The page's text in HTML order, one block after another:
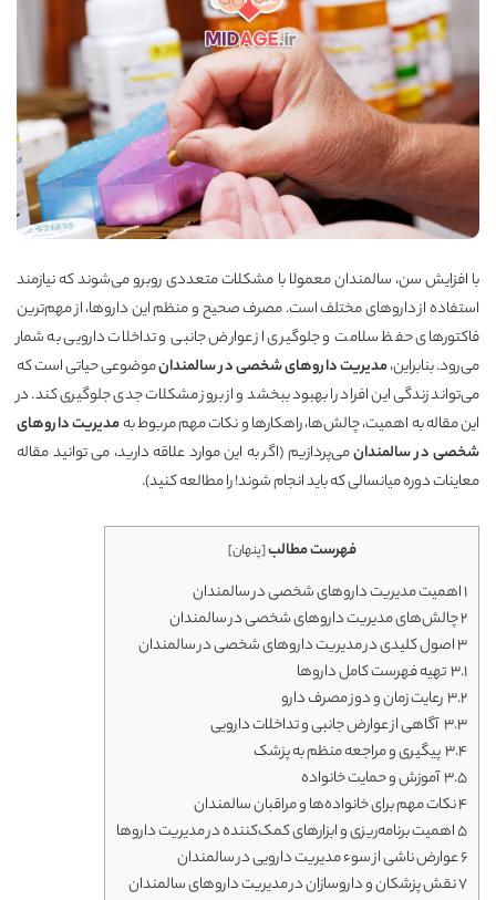
با افزایش سن، سالمندان معمولا با مشکلات متعددی روبرو می‌شوند که نیازمند
استفاده از داروهای مختلف است. مصرف صحیح و منظم این داروها، از مهم‌ترین
فاکتورهای حفظ سلامت و جلوگیری از عوارض جانبی و تداخلات دارویی به شمار
می‌رود. بنابراین،مدیریت داروهای شخصی در سالمندانموضوعی حیاتی است که
می‌تواند زندگی این افراد را بهبود ببخشد و از بروز مشکلات جدی جلوگیری کند. در
این مقاله به اهمیت، چالش‌ها، راهکارها و نکات مهم مربوط بهمدیریت داروهای
شخصی در سالمندانمی‌پردازیم (اگر به این موارد علاقه دارید، می توانید مقاله
معاینات دوره میانسالی که باید انجام شوند!را مطالعه کنید).
فهرست مطالب[پنهان]
1اهمیت مدیریت داروهای شخصی در سالمندان
2چالش‌های مدیریت داروهای شخصی در سالمندان
3اصول کلیدی در مدیریت داروهای شخصی در سالمندان
3.1تهیه فهرست کامل داروها
3.2رعایت زمان و دوز مصرف دارو
3.3آگاهی از عوارض جانبی و تداخلات دارویی
3.4پیگیری و مراجعه منظم به پزشک
3.5آموزش و حمایت خانواده
4نکات مهم برای خانواده‌ها و مراقبان سالمندان
5اهمیت برنامه‌ریزی و ابزارهای کمک‌کننده در مدیریت داروها
6عوارض ناشی از سوء مدیریت دارویی در سالمندان
7نقش پزشکان و داروسازان در مدیریت داروهای سالمندان